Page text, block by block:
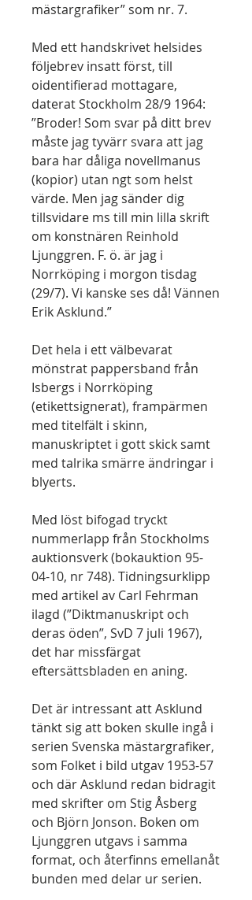
mästargrafiker” som nr. 7.
Med ett handskrivet helsides
följebrev insatt först, till
oidentifierad mottagare,
daterat Stockholm 28/9 1964:
”Broder! Som svar på ditt brev
måste jag tyvärr svara att jag
bara har dåliga novellmanus
(kopior) utan ngt som helst
värde. Men jag sänder dig
tillsvidare ms till min lilla skrift
om konstnären Reinhold
Ljunggren. F. ö. är jag i
Norrköping i morgon tisdag
(29/7). Vi kanske ses då! Vännen
Erik Asklund.”
Det hela i ett välbevarat
mönstrat pappersband från
Isbergs i Norrköping
(etikettsignerat), frampärmen
med titelfält i skinn,
manuskriptet i gott skick samt
med talrika smärre ändringar i
blyerts.
Med löst bifogad tryckt
nummerlapp från Stockholms
auktionsverk (bokauktion 95-
04-10, nr 748). Tidningsurklipp
med artikel av Carl Fehrman
ilagd (”Diktmanuskript och
deras öden”, SvD 7 juli 1967),
det har missfärgat
eftersättsbladen en aning.
Det är intressant att Asklund
tänkt sig att boken skulle ingå i
serien Svenska mästargrafiker,
som Folket i bild utgav 1953-57
och där Asklund redan bidragit
med skrifter om Stig Åsberg
och Björn Jonson. Boken om
Ljunggren utgavs i samma
format, och återfinns emellanåt
bunden med delar ur serien.